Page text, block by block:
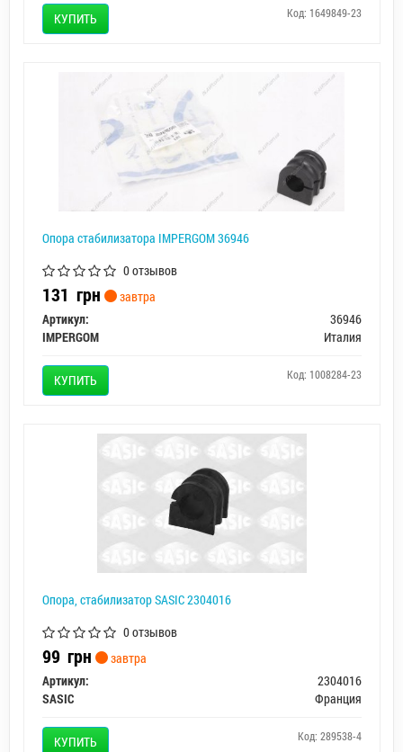
КУПИТЬ Код: 1649849-23
Опора стабилизатора IMPERGOM 36946
0 отзывов
131 грн
завтра
Артикул:
36946
IMPERGOM
Италия
КУПИТЬ Код: 1008284-23
Опора, стабилизатор SASIC 2304016
0 отзывов
99 грн
завтра
Артикул:
2304016
SASIC
Франция
КУПИТЬ Код: 289538-4